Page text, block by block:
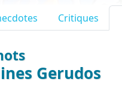
Critiques
Gerudos